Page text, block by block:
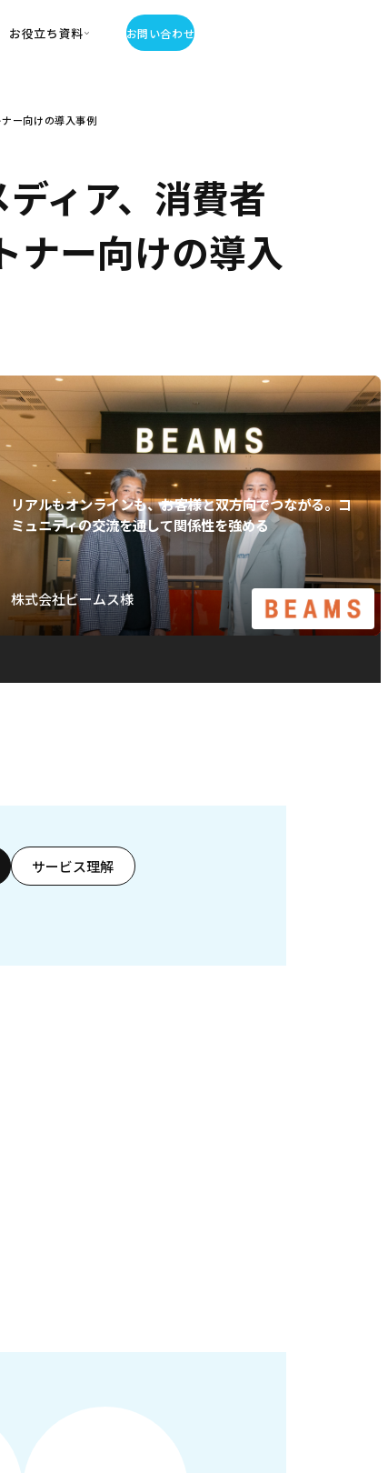
お役立ち資料
・お役立ち資料
お問い合わせ
ー向けの導入事例
ィア、消費者
ー向けの導入
リアルもオンラインも、お客様と双方向でつながる。コ
ミュニティの交流を通して関係性を強める
株式会社ビームス様
サービス理解